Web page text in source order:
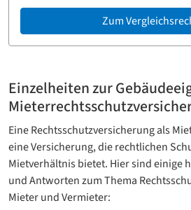
Zum
Einzelheiten zur
Eine Rechtsschutzversicherung als
eine Versicherung, die rechtlichen
Mietverhältnis bietet. Hier sind einige
und Antworten zum Thema
Mieter und Vermieter: